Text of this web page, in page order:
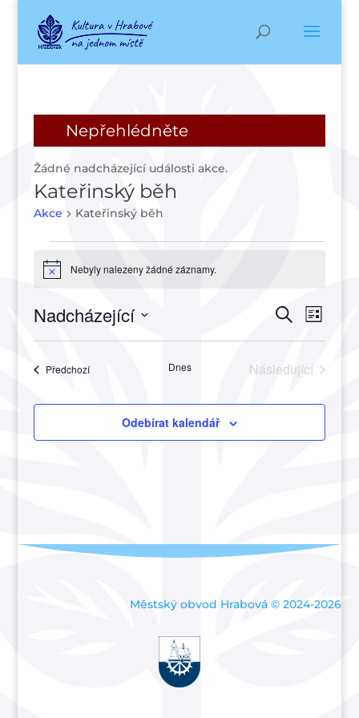
Nepřehlédněte
Žádné nadcházející události akce.
Kateřinský běh
Akce Kateřinský běh
Notice Nebyly nalezeny žádné záznamy.
a
Hledat
pro
Akce
Seznam
Nadcházející
PředchozíAkce Dnes
Následující
Odebírat kalendář
Městský obvod Hrabová © 2024-2026